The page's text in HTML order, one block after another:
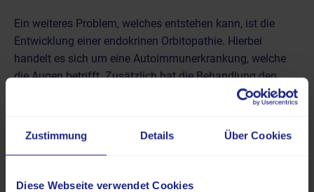
Zustimmung Details Über Cookies
Diese Webseite verwendet Cookies
Ein weiteres Problem, welches entstehen kann, ist die
Entwicklung einer endokrinen Orbitopathie. Hierbei
handelt es sich um eine Autoimmunerkrankung, welche
die Augen betrifft. Zusätzlich hat die Behandlung den
Ergebnis sehen. Es kommt erst nach einer gewissen
Wartezeit zur Schrumpfung des Schilddrüsengewebes.